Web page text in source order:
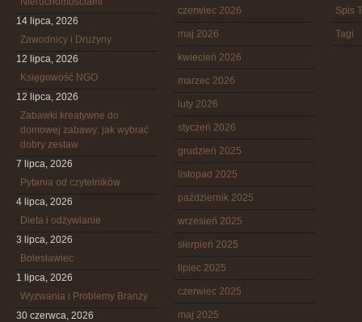
14 lipca, 2026
Zawodnicy i Drużyny
12 lipca, 2026
Księgowość NGO
12 lipca, 2026
Zabawki kreatywne do
domowej zabawy: jak wybrać
dobry zestaw
7 lipca, 2026
Pytania od czytelników
4 lipca, 2026
Dieta i odżywianie
3 lipca, 2026
Bolesławiec
1 lipca, 2026
Wyzwania i Problemy Branży
30 czerwca, 2026
czerwiec 2026
maj 2026
kwiecień 2026
marzec 2026
luty 2026
styczeń 2026
grudzień 2025
listopad 2025
październik 2025
wrzesień 2025
sierpień 2025
lipiec 2025
czerwiec 2025
maj 2025
Spis
Tagi